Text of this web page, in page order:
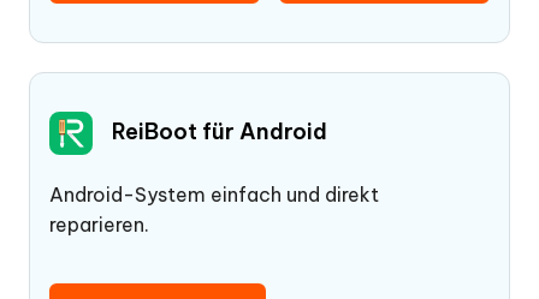
ReiBoot für Android
Android-System einfach und direkt
reparieren.